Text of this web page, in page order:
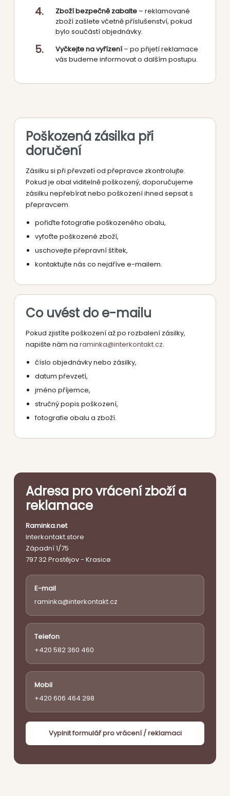
Zboží bezpečně zabalte – reklamované
zboží zašlete včetně příslušenství, pokud
bylo součástí objednávky.
Vyčkejte na vyřízení– po přijetí reklamace
vás budeme informovat o dalším postupu.
Poškozená zásilka při
doručení
Zásilku si při převzetí od přepravce zkontrolujte.
Pokud je obal viditelně poškozený, doporučujeme
zásilku nepřebírat nebo poškození ihned sepsat s
přepravcem.
pořiďte fotografie poškozeného obalu,
vyfoťte poškozené zboží,
uschovejte přepravní štítek,
kontaktujte nás co nejdříve e-mailem.
Co uvést do e-mailu
Pokud zjistíte poškození až po rozbalení zásilky,
napište nám na raminka@interkontakt.cz.
číslo objednávky nebo zásilky,
datum převzetí,
jméno příjemce,
stručný popis poškození,
fotografie obalu a zboží.
Adresa pro vrácení zboží a
reklamace
Raminka.net
Interkontakt.store
Západní 1/75
797 32 Prostějov - Krasice
E-mail
raminka@interkontakt.cz
Telefon
+420 582 360 460
Mobil
+420 606 464 298
Vyplnit formulář pro vrácení / reklamaci